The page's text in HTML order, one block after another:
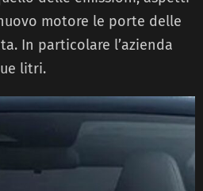
motore le porte delle
In particolare l’azienda
litri.